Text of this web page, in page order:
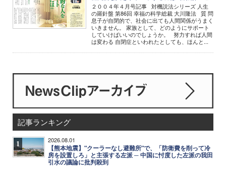
２００４年４月号記事 対機説法シリーズ 人生
の羅針盤 第86回 幸福の科学総裁 大川隆法 質 問
息子が自閉的で、社会に出ても人間関係がうまく
いきません。 家族として、どのようにサポート
していけばいいのでしょうか。 努力すれば人間
は変わる 自閉症といわれたとしても、ほんと...
記事ランキング
1 2026.08.01
【熊本地震】"クーラーなし避難所"で、「防衛費を削って冷
房を設置しろ」と主張する左派 ─ 中国に忖度した左派の我田
引水の議論に批判殺到